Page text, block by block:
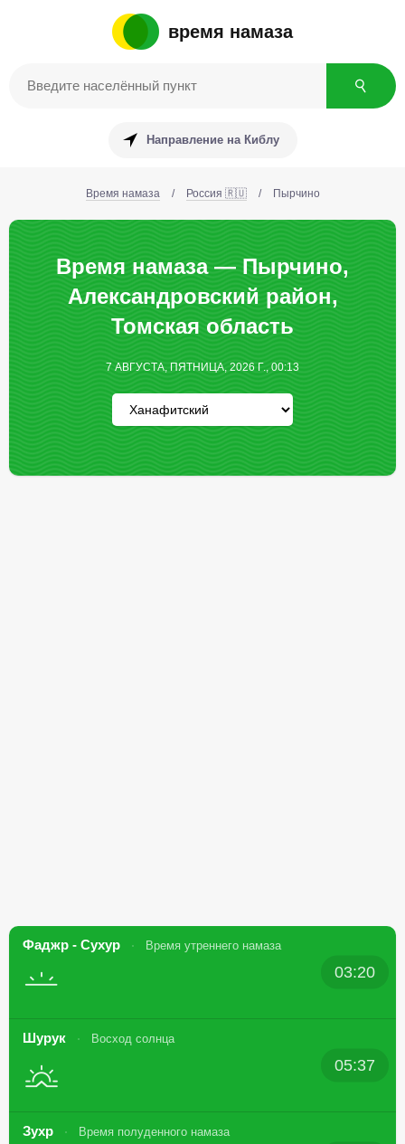
время намаза
Направление на Киблу
Время намаза / Россия 🇷🇺 / Пырчино
Время намаза — Пырчино,
Александровский район,
Томская область
7 АВГУСТА, ПЯТНИЦА, 2026 Г., 00:13
Фаджр - Сухур Время утреннего намаза
03:20
Шурук Восход солнца
05:37
Зухр Время полуденного намаза